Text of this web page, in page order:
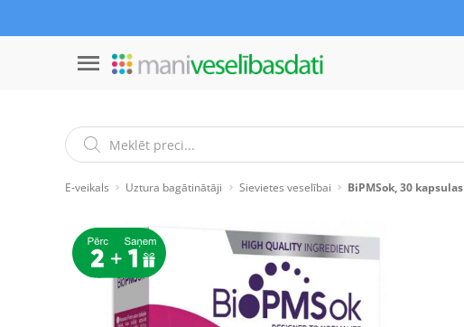
E-veikals Uztura bagātinātāji Sievietes veselībai BiPMSok, 30 kapsulas